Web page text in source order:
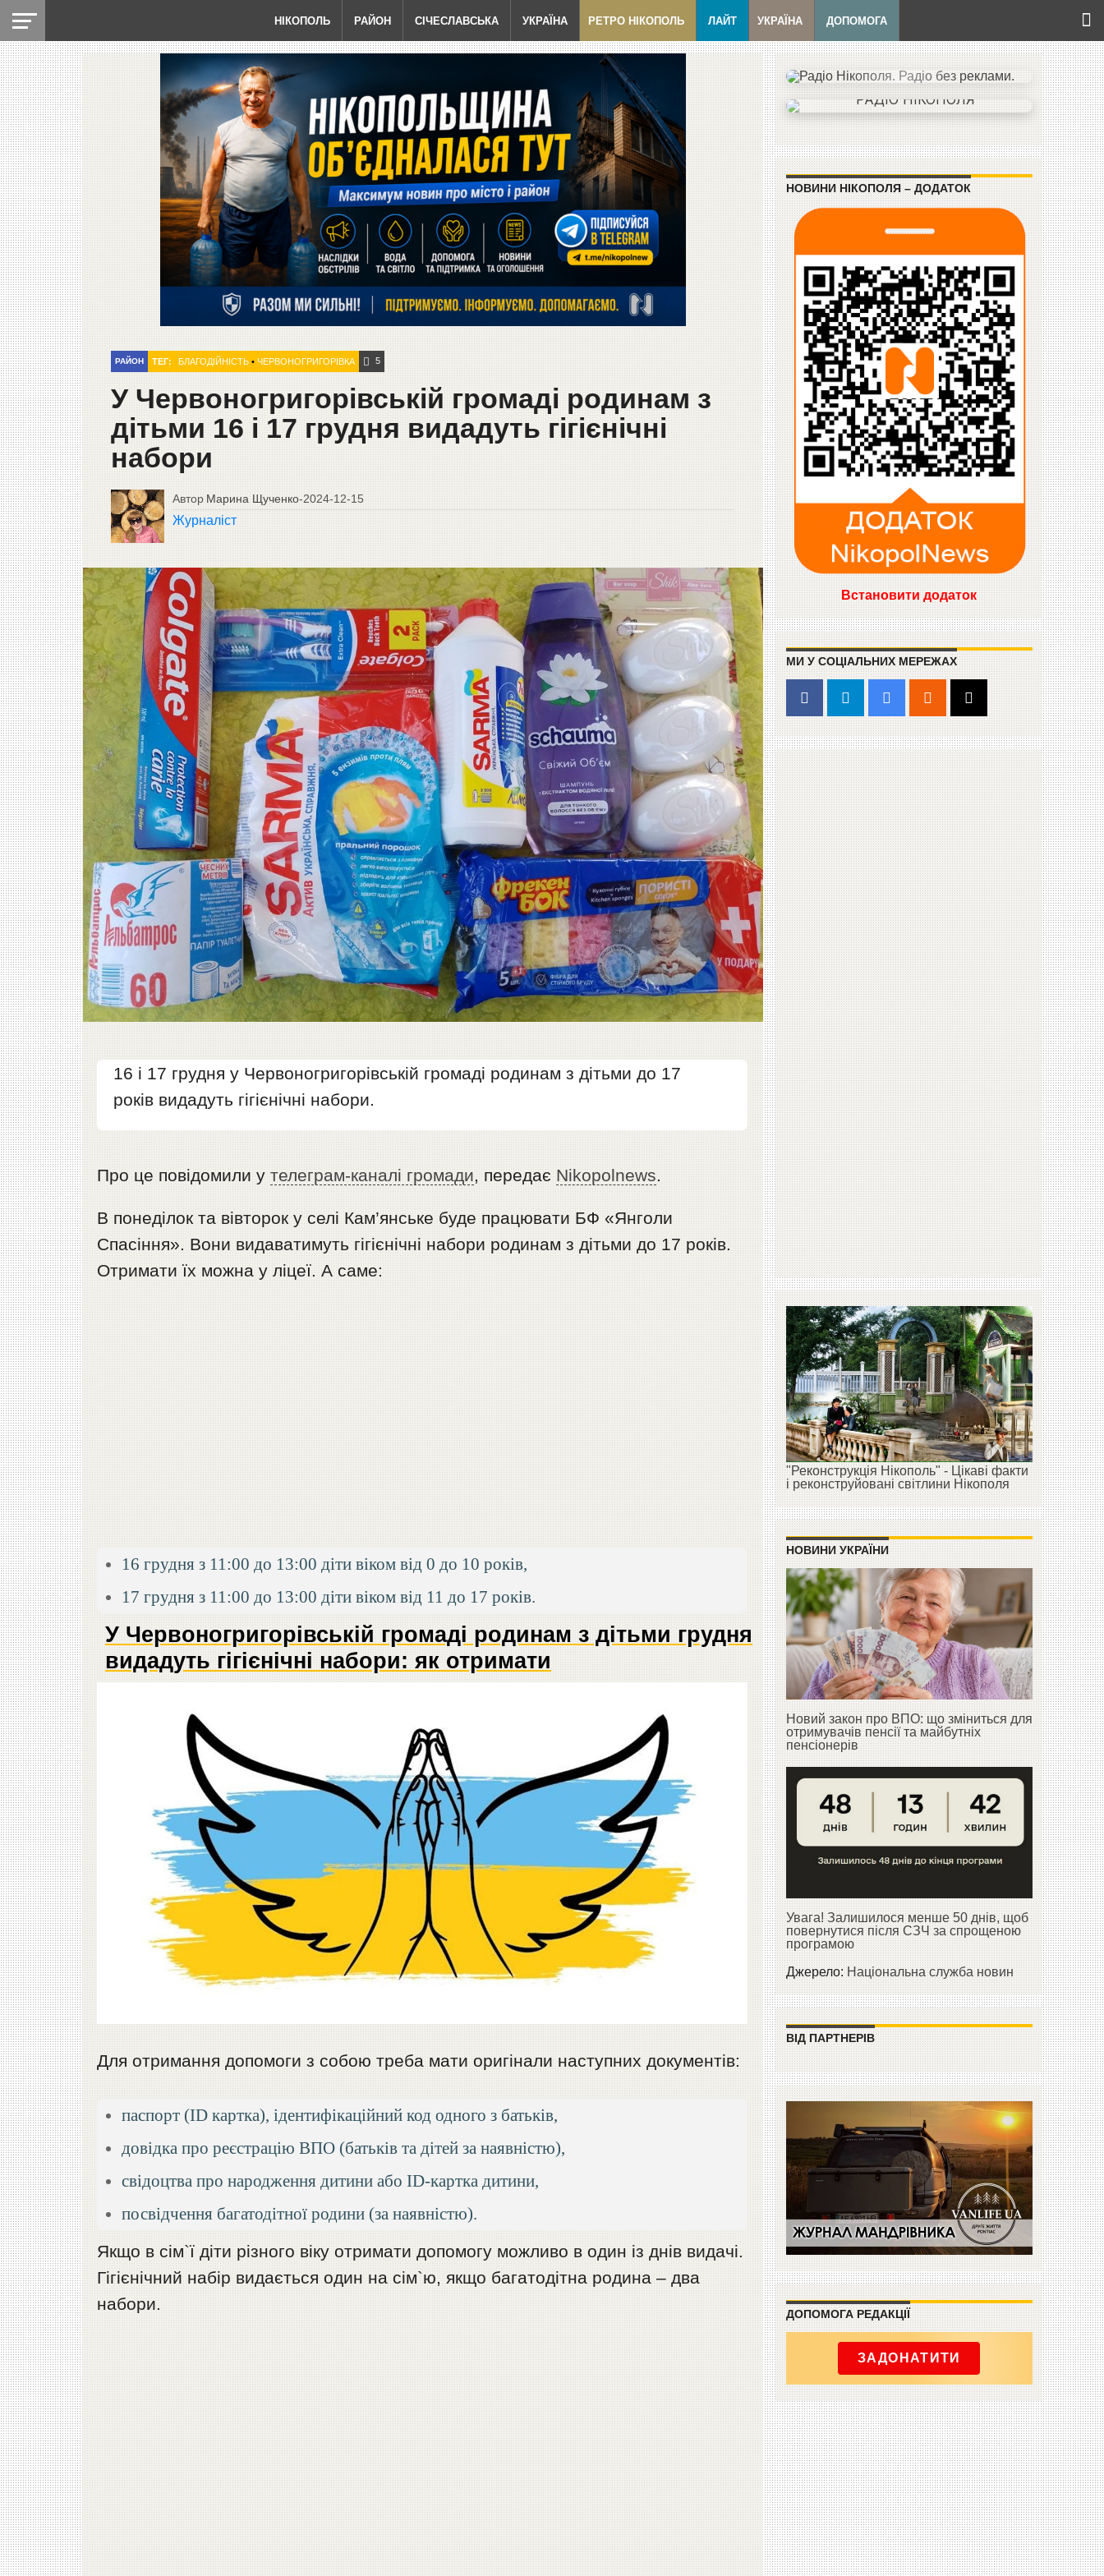
НІКОПОЛЬ РАЙОН СІЧЕСЛАВСЬКА УКРАЇНА РЕТРО НІКОПОЛЬ ЛАЙТ УКРАЇНА ДОПОМОГА
РАЙОН ТЕГ: БЛАГОДІЙНІСТЬ• ЧЕРВОНОГРИГОРІВКА 5
У Червоногригорівській громаді родинам з
дітьми 16 і 17 грудня видадуть гігієнічні
набори
Автор Марина Щученко-2024-12-15
Журналіст
16 і 17 грудня у Червоногригорівській громаді родинам з дітьми до 17
років видадуть гігієнічні набори.
Про це повідомили утелеграм-каналі громади, передає Nikopolnews.
В понеділок та вівторок у селі Кам’янське буде працювати БФ «Янголи
Спасіння». Вони видаватимуть гігієнічні набори родинам з дітьми до 17 років.
Отримати їх можна у ліцеї. А саме:
16 грудня з 11:00 до 13:00 діти віком від 0 до 10 років,
17 грудня з 11:00 до 13:00 діти віком від 11 до 17 років.
У Червоногригорівській громаді родинам з дітьми грудня
видадуть гігієнічні набори: як отримати
Для отримання допомоги з собою треба мати оригінали наступних документів:
паспорт (ID картка), ідентифікаційний код одного з батьків,
довідка про реєстрацію ВПО (батьків та дітей за наявністю),
свідоцтва про народження дитини або ID-картка дитини,
посвідчення багатодітної родини (за наявністю).
Якщо в сім`ї діти різного віку отримати допомогу можливо в один із днів видачі.
Гігієнічний набір видається один на сім`ю, якщо багатодітна родина – два
набори.
НОВИНИ НІКОПОЛЯ – ДОДАТОК
Встановити додаток
МИ У СОЦІАЛЬНИХ МЕРЕЖАХ
"Реконструкція Нікополь" - Цікаві факти
і реконструйовані світлини Нікополя
НОВИНИ УКРАЇНИ
Новий закон про ВПО: що зміниться для
отримувачів пенсії та майбутніх
пенсіонерів
Увага! Залишилося менше 50 днів, щоб
повернутися після СЗЧ за спрощеною
програмою
Джерело:Національна служба новин
ВІД ПАРТНЕРІВ
ДОПОМОГА РЕДАКЦІЇ
ЗАДОНАТИТИ